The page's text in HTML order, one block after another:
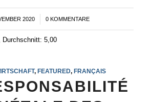
2020
/ 0 KOMMENTARE
5,00
, FEATURED, FRANÇAIS